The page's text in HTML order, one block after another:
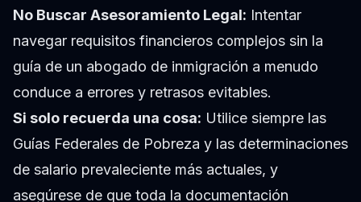
No Buscar Asesoramiento Legal: Intentar
navegar requisitos financieros complejos sin la
guía de un abogado de inmigración a menudo
conduce a errores y retrasos evitables.
Si solo recuerda una cosa: Utilice siempre las
Guías Federales de Pobreza y las determinaciones
de salario prevaleciente más actuales, y
asegúrese de que toda la documentación